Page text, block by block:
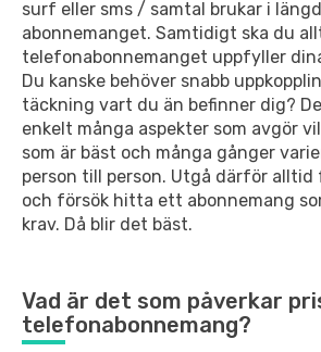
surf eller sms / samtal brukar i
abonnemanget. Samtidigt ska du
telefonabonnemanget uppfyller
Du kanske behöver snabb
täckning vart du än befinner dig?
enkelt många aspekter som avgör
som är bäst och många gånger
person till person. Utgå därför alltid
och försök hitta ett abonnemang
krav. Då blir det bäst.
Vad är det som påverkar
telefonabonnemang?